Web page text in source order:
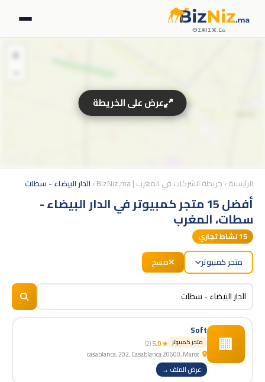
ⴱⵉⵣⵏⵉⵣ.ⵎⴰ
الرئيسية› خريطة الشركات في المغرب | BizNiz.ma › الدار البيضاء - سطات
أفضل 15 متجر كمبيوتر في الدار البيضاء -
سطات، المغرب
15نشاط تجاري
متجر كمبيوتر مسح
🏢
Soft
متجر كمبيوتر ★ 5.0
(2)
عرض الملف →
+
BizNiz.ma
عرض على الخريطة